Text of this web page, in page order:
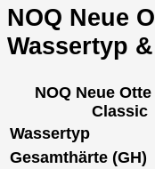
NOQ Neue
Wassertyp
NOQ Neue
Classic
Wassertyp
Gesamthärte (GH)